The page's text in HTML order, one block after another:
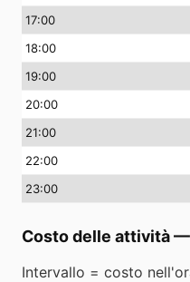
17:00
18:00
19:00
20:00
21:00
22:00
23:00
Costo delle attività—
Intervallo = costo